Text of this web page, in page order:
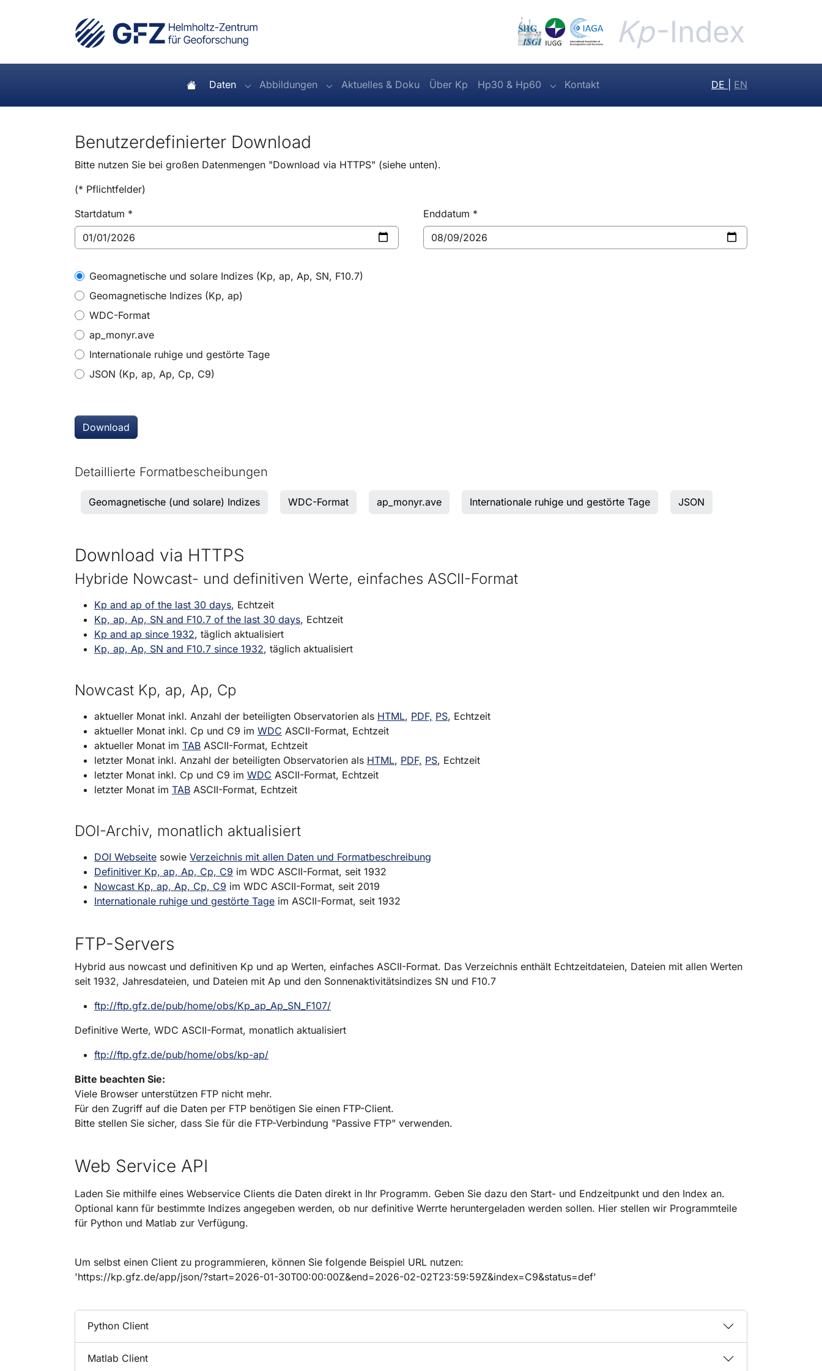
Kp-Index
Startseite
Daten(current)
Submenu for "Daten"
Abbildungen Submenu for "Abbildungen"
Aktuelles & Doku Über Kp Hp30 & Hp60 Submenu for "Hp30 & Hp60"
Kontakt DE EN
Benutzerdefinierter Download
Bitte nutzen Sie bei großen Datenmengen "Download via HTTPS" (siehe unten).
(* Pflichtfelder)
Startdatum * Enddatum *
Formatauswahl*
Geomagnetische und solare Indizes (Kp, ap, Ap, SN, F10.7)
Geomagnetische Indizes (Kp, ap)
WDC-Format
ap_monyr.ave
Internationale ruhige und gestörte Tage
JSON (Kp, ap, Ap, Cp, C9)
Download
Detaillierte Formatbescheibungen
Geomagnetische (und solare) Indizes WDC-Format ap_monyr.ave Internationale ruhige und gestörte Tage JSON
Download via HTTPS
Hybride Nowcast- und definitiven Werte, einfaches ASCII-Format
Kp and ap of the last 30 days, Echtzeit
Kp, ap, Ap, SN and F10.7 of the last 30 days, Echtzeit
Kp and ap since 1932, täglich aktualisiert
Kp, ap, Ap, SN and F10.7 since 1932, täglich aktualisiert
Nowcast Kp, ap, Ap, Cp
aktueller Monat inkl. Anzahl der beteiligten Observatorien als HTML, PDF, PS, Echtzeit
aktueller Monat inkl. Cp und C9 im WDC ASCII-Format, Echtzeit
aktueller Monat im TAB ASCII-Format, Echtzeit
letzter Monat inkl. Anzahl der beteiligten Observatorien als HTML, PDF, PS, Echtzeit
letzter Monat inkl. Cp und C9 im WDC ASCII-Format, Echtzeit
letzter Monat im TAB ASCII-Format, Echtzeit
DOI-Archiv, monatlich aktualisiert
DOI Webseite sowie Verzeichnis mit allen Daten und Formatbeschreibung
Definitiver Kp, ap, Ap, Cp, C9 im WDC ASCII-Format, seit 1932
Nowcast Kp, ap, Ap, Cp, C9 im WDC ASCII-Format, seit 2019
Internationale ruhige und gestörte Tage im ASCII-Format, seit 1932
FTP-Servers
Hybrid aus nowcast und definitiven Kp und ap Werten, einfaches ASCII-Format. Das Verzeichnis enthält Echtzeitdateien, Dateien mit allen Werten
seit 1932, Jahresdateien, und Dateien mit Ap und den Sonnenaktivitätsindizes SN und F10.7
ftp://ftp.gfz.de/pub/home/obs/Kp_ap_Ap_SN_F107/
Definitive Werte, WDC ASCII-Format, monatlich aktualisiert
ftp://ftp.gfz.de/pub/home/obs/kp-ap/
Bitte beachten Sie:
Viele Browser unterstützen FTP nicht mehr.
Für den Zugriff auf die Daten per FTP benötigen Sie einen FTP-Client.
Bitte stellen Sie sicher, dass Sie für die FTP-Verbindung "Passive FTP" verwenden.
Web Service API
Laden Sie mithilfe eines Webservice Clients die Daten direkt in Ihr Programm. Geben Sie dazu den Start- und Endzeitpunkt und den Index an.
Optional kann für bestimmte Indizes angegeben werden, ob nur definitive Werrte heruntergeladen werden sollen. Hier stellen wir Programmteile
für Python und Matlab zur Verfügung.
Um selbst einen Client zu programmieren, können Sie folgende Beispiel URL nutzen:
'https://kp.gfz.de/app/json/?start=2026-01-30T00:00:00Z&end=2026-02-02T23:59:59Z&index=C9&status=def'
Python Client
Matlab Client